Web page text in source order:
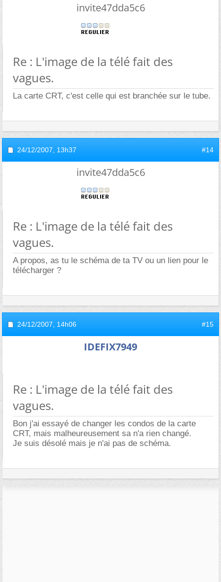
invite47dda5c6
Re : L'image de la télé fait des
vagues.
La carte CRT, c'est celle qui est branchée sur le tube.
24/12/2007, 13h37 #14
invite47dda5c6
Re : L'image de la télé fait des
vagues.
A propos, as tu le schéma de ta TV ou un lien pour le
télécharger ?
24/12/2007, 14h06 #15
IDEFIX7949
Re : L'image de la télé fait des
vagues.
Bon j'ai essayé de changer les condos de la carte
CRT, mais malheureusement sa n'a rien changé.
Je suis désolé mais je n'ai pas de schéma.